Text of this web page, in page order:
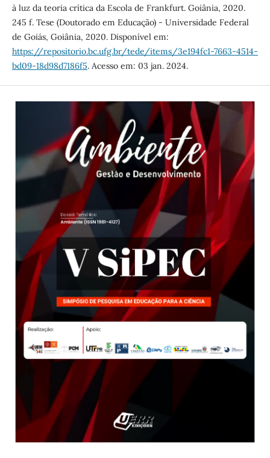
à luz da teoria crítica da Escola de Frankfurt. Goiânia, 2020.
245 f. Tese (Doutorado em Educação) - Universidade Federal
de Goiás, Goiânia, 2020. Disponível em:
https://repositorio.bc.ufg.br/tede/items/3e194fc1-7663-4514-
bd09-18d98d7186f5. Acesso em: 03 jan. 2024.